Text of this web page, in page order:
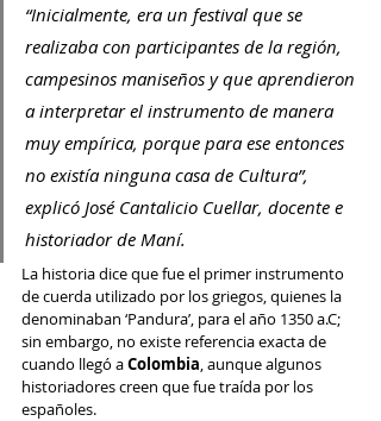
“Inicialmente, era un festival que se
realizaba con participantes de la región,
campesinos maniseños y que aprendieron
a interpretar el instrumento de manera
muy empírica, porque para ese entonces
no existía ninguna casa de Cultura”,
explicó José Cantalicio Cuellar, docente e
historiador de Maní.
La historia dice que fue el primer instrumento
de cuerda utilizado por los griegos, quienes la
denominaban ‘Pandura’, para el año 1350 a.C;
sin embargo, no existe referencia exacta de
cuando llegó a Colombia, aunque algunos
historiadores creen que fue traída por los
españoles.